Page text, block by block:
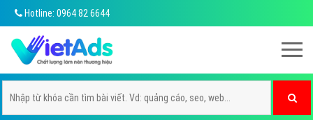
Hotline: 0964 82 6644